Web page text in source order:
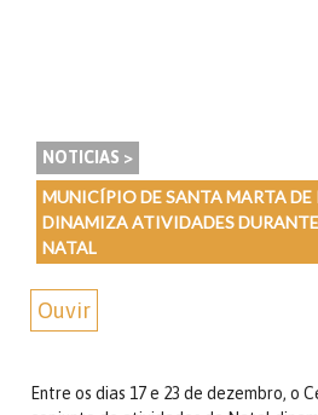
NOTICIAS >
MUNICÍPIO DE SANTA MARTA
DINAMIZA ATIVIDADES
NATAL
Ouvir
Entre os dias 17 e 23 de dezembro, o